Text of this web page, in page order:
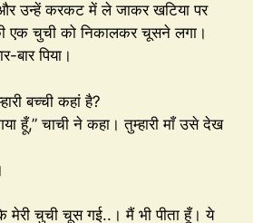
उन्हें करकट में ले जाकर खटिया पर
एक चुची को निकालकर चूसने लगा।
बार पिया।
बच्ची कहां है?
हूँ,” चाची ने कहा। तुम्हारी माँ उसे देख
मेरी चुची चूस गई..। मैं भी पीता हूँ। ये